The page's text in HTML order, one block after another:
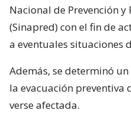
Nacional de Prevención y
(Sinapred) con el fin de
a eventuales situaciones
Además, se determinó
la evacuación preventiva
verse afectada.